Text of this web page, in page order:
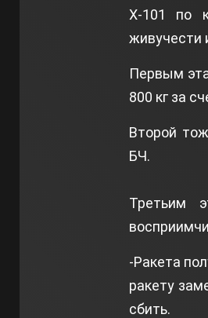
Х-101 по
живучести
Первым
800 кг за
Второй
БЧ.
Третьим
-Ракета
ракету
сбить.